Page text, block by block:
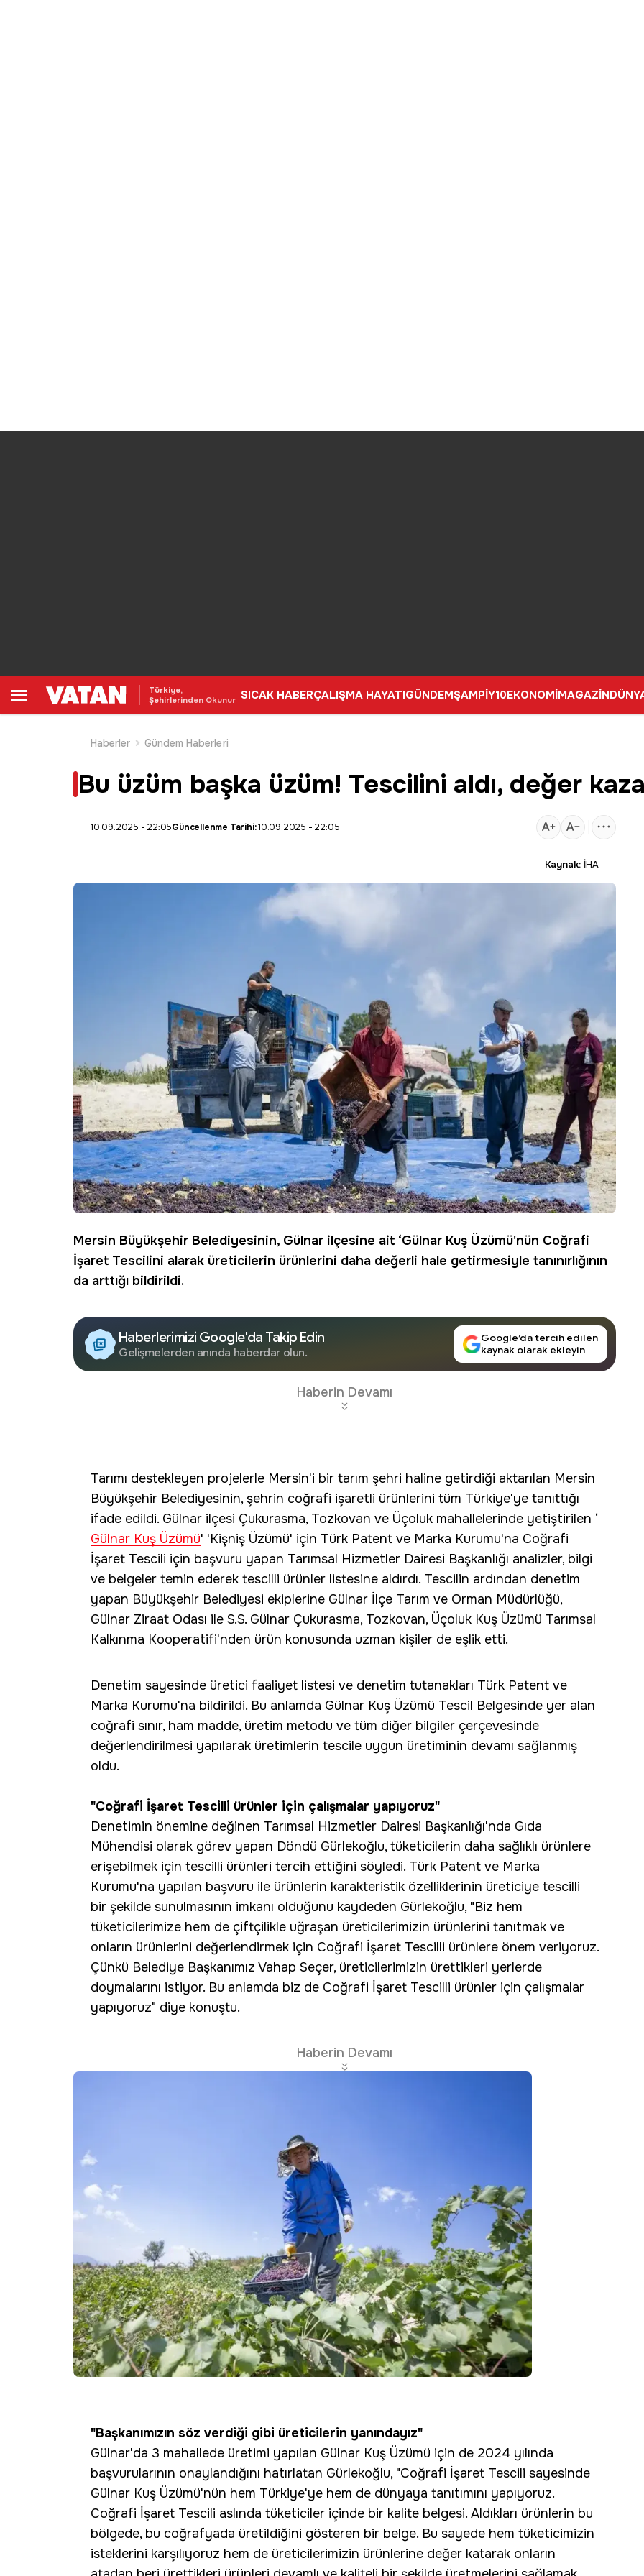
Türkiye,
Şehirlerinden Okunur SICAK HABERÇALIŞMA HAYATIGÜNDEMŞAMPİY10EKONOMİMAGAZİN
Haberler
Gündem Haberleri
Bu üzüm başka üzüm! Tescilini aldı, değer
10.09.2025 - 22:05Güncellenme Tarihi:10.09.2025 - 22:05
Kaynak: İHA
Mersin Büyükşehir Belediyesinin, Gülnar ilçesine ait ‘Gülnar Kuş Üzümü'nün Coğrafi
İşaret Tescilini alarak üreticilerin ürünlerini daha değerli hale getirmesiyle tanınırlığının
da arttığı bildirildi.
Haberlerimizi Google'da Takip Edin
Gelişmelerden anında haberdar olun.
Google’da tercih edilen
kaynak olarak ekleyin
Haberin Devamı
Tarımı destekleyen projelerle Mersin'i bir tarım şehri haline getirdiği aktarılan Mersin
Büyükşehir Belediyesinin, şehrin coğrafi işaretli ürünlerini tüm Türkiye'ye tanıttığı
ifade edildi. Gülnar ilçesi Çukurasma, Tozkovan ve Üçoluk mahallelerinde yetiştirilen ‘
Gülnar Kuş Üzümü' 'Kişniş Üzümü' için Türk Patent ve Marka Kurumu'na Coğrafi
İşaret Tescili için başvuru yapan Tarımsal Hizmetler Dairesi Başkanlığı analizler, bilgi
ve belgeler temin ederek tescilli ürünler listesine aldırdı. Tescilin ardından denetim
yapan Büyükşehir Belediyesi ekiplerine Gülnar İlçe Tarım ve Orman Müdürlüğü,
Gülnar Ziraat Odası ile S.S. Gülnar Çukurasma, Tozkovan, Üçoluk Kuş Üzümü Tarımsal
Kalkınma Kooperatifi'nden ürün konusunda uzman kişiler de eşlik etti.
Denetim sayesinde üretici faaliyet listesi ve denetim tutanakları Türk Patent ve
Marka Kurumu'na bildirildi. Bu anlamda Gülnar Kuş Üzümü Tescil Belgesinde yer alan
coğrafi sınır, ham madde, üretim metodu ve tüm diğer bilgiler çerçevesinde
değerlendirilmesi yapılarak üretimlerin tescile uygun üretiminin devamı sağlanmış
oldu.
"Coğrafi İşaret Tescilli ürünler için çalışmalar yapıyoruz"
Denetimin önemine değinen Tarımsal Hizmetler Dairesi Başkanlığı'nda Gıda
Mühendisi olarak görev yapan Döndü Gürlekoğlu, tüketicilerin daha sağlıklı ürünlere
erişebilmek için tescilli ürünleri tercih ettiğini söyledi. Türk Patent ve Marka
Kurumu'na yapılan başvuru ile ürünlerin karakteristik özelliklerinin üreticiye tescilli
bir şekilde sunulmasının imkanı olduğunu kaydeden Gürlekoğlu, "Biz hem
tüketicilerimize hem de çiftçilikle uğraşan üreticilerimizin ürünlerini tanıtmak ve
onların ürünlerini değerlendirmek için Coğrafi İşaret Tescilli ürünlere önem veriyoruz.
Çünkü Belediye Başkanımız Vahap Seçer, üreticilerimizin ürettikleri yerlerde
doymalarını istiyor. Bu anlamda biz de Coğrafi İşaret Tescilli ürünler için çalışmalar
yapıyoruz" diye konuştu.
Haberin Devamı
"Başkanımızın söz verdiği gibi üreticilerin yanındayız"
Gülnar'da 3 mahallede üretimi yapılan Gülnar Kuş Üzümü için de 2024 yılında
başvurularının onaylandığını hatırlatan Gürlekoğlu, "Coğrafi İşaret Tescili sayesinde
Gülnar Kuş Üzümü'nün hem Türkiye'ye hem de dünyaya tanıtımını yapıyoruz.
Coğrafi İşaret Tescili aslında tüketiciler içinde bir kalite belgesi. Aldıkları ürünlerin bu
bölgede, bu coğrafyada üretildiğini gösteren bir belge. Bu sayede hem tüketicimizin
isteklerini karşılıyoruz hem de üreticilerimizin ürünlerine değer katarak onların